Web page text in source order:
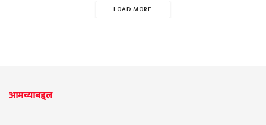
LOAD MORE
आमच्याबद्दल